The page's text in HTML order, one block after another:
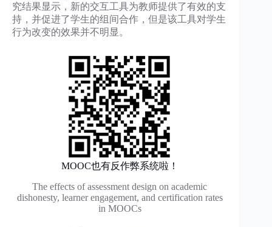
究结果显示，新的交互工具为教师提供了有效的支
持，并促进了学生的组间合作，但是该工具对学生
行为改变的效果并不明显。
MOOC也有反作弊系统啦！
The effects of assessment design on academic
dishonesty, learner engagement, and certification rates
in MOOCs